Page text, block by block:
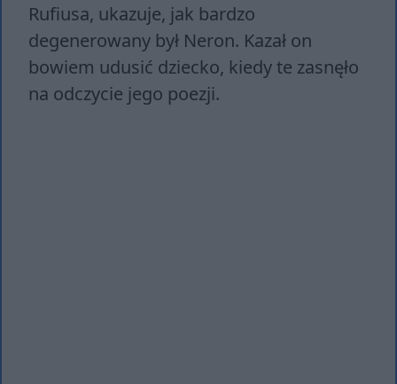
Rufiusa, ukazuje, jak bardzo
degenerowany był Neron. Kazał on
bowiem udusić dziecko, kiedy te zasnęło
na odczycie jego poezji.